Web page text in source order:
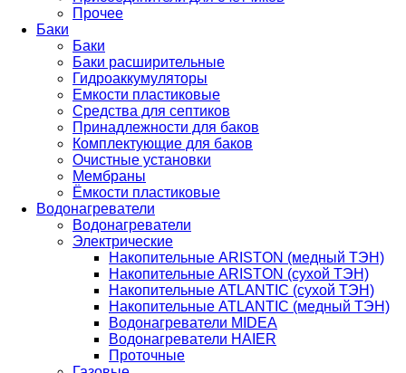
Прочее
Баки
Баки
Баки расширительные
Гидроаккумуляторы
Емкости пластиковые
Средства для септиков
Принадлежности для баков
Комплектующие для баков
Очистные установки
Мембраны
Ёмкости пластиковые
Водонагреватели
Водонагреватели
Электрические
Накопительные ARISTON (медный ТЭН)
Накопительные ARISTON (сухой ТЭН)
Накопительные ATLANTIC (сухой ТЭН)
Накопительные ATLANTIC (медный ТЭН)
Водонагреватели MIDEA
Водонагреватели HAIER
Проточные